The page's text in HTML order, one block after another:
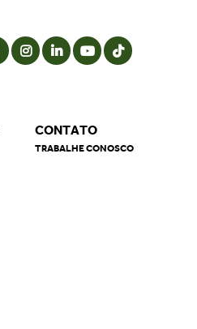
CONTATO
TRABALHE CONOSCO